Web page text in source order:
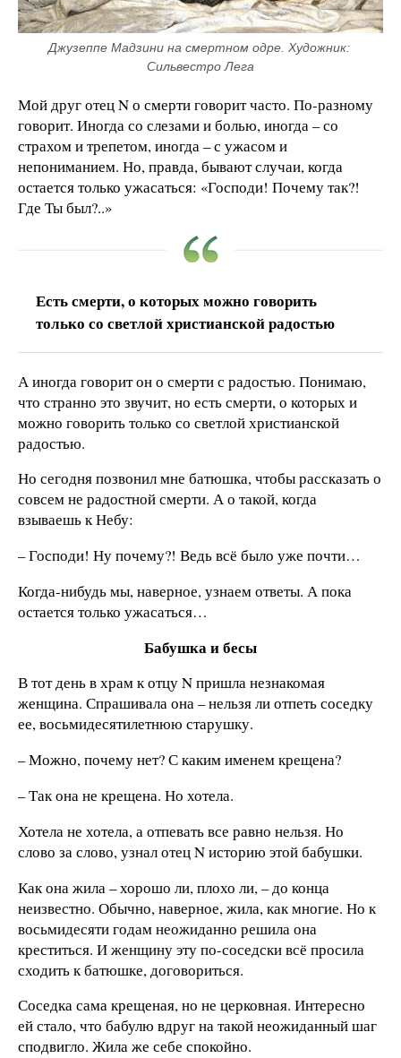
Джузеппе Мадзини на смертном одре. Художник:
Сильвестро Лега
Мой друг отец N о смерти говорит часто. По-разному
говорит. Иногда со слезами и болью, иногда – со
страхом и трепетом, иногда – с ужасом и
непониманием. Но, правда, бывают случаи, когда
остается только ужасаться: «Господи! Почему так?!
Где Ты был?..»
Есть смерти, о которых можно говорить
только со светлой христианской радостью
А иногда говорит он о смерти с радостью. Понимаю,
что странно это звучит, но есть смерти, о которых и
можно говорить только со светлой христианской
радостью.
Но сегодня позвонил мне батюшка, чтобы рассказать о
совсем не радостной смерти. А о такой, когда
взываешь к Небу:
– Господи! Ну почему?! Ведь всё было уже почти…
Когда-нибудь мы, наверное, узнаем ответы. А пока
остается только ужасаться…
Бабушка и бесы
В тот день в храм к отцу N пришла незнакомая
женщина. Спрашивала она – нельзя ли отпеть соседку
ее, восьмидесятилетнюю старушку.
– Можно, почему нет? С каким именем крещена?
– Так она не крещена. Но хотела.
Хотела не хотела, а отпевать все равно нельзя. Но
слово за слово, узнал отец N историю этой бабушки.
Как она жила – хорошо ли, плохо ли, – до конца
неизвестно. Обычно, наверное, жила, как многие. Но к
восьмидесяти годам неожиданно решила она
креститься. И женщину эту по-соседски всё просила
сходить к батюшке, договориться.
Соседка сама крещеная, но не церковная. Интересно
ей стало, что бабулю вдруг на такой неожиданный шаг
сподвигло. Жила же себе спокойно.